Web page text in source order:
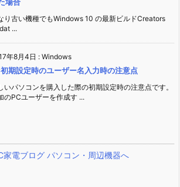
り古い機種でもWindows 10 の最新ビルドCreators
...
年8月4日 : Windows
期設定時のユーザー名入力時の注意点
いパソコンを購入した際の初期設定時の注意点です。
のPCユーザーを作成す ...